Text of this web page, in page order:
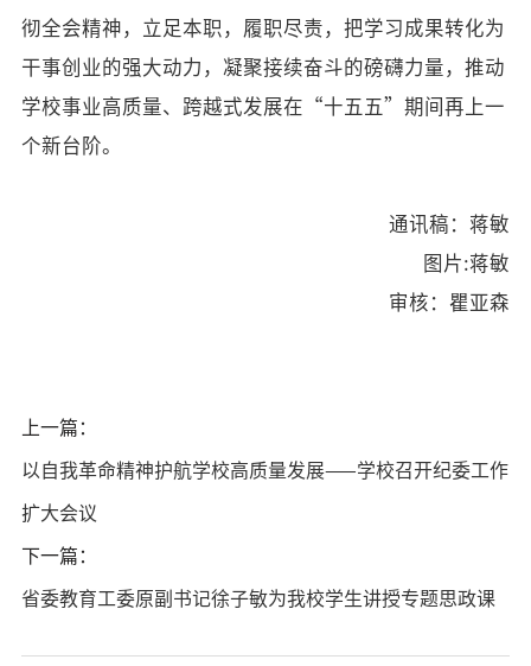
彻全会精神，立足本职，履职尽责，把学习成果转化为
干事创业的强大动力，凝聚接续奋斗的磅礴力量，推动
学校事业高质量、跨越式发展在“十五五”期间再上一
个新台阶。
通讯稿：蒋敏
图片:蒋敏
审核：瞿亚森
上一篇：
以自我革命精神护航学校高质量发展——学校召开纪委工作
扩大会议
下一篇：
省委教育工委原副书记徐子敏为我校学生讲授专题思政课